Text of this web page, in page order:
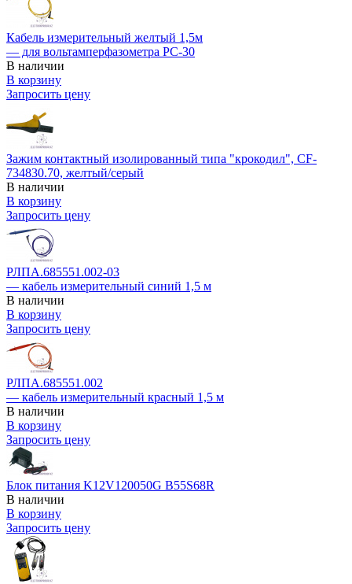
Кабель измерительный желтый 1,5м
— для вольтамперфазометра РС-30
В наличии
В корзину
Запросить цену
Зажим контактный изолированный типа "крокодил", CF-
734830.70, желтый/серый
В наличии
В корзину
Запросить цену
РЛПА.685551.002-03
— кабель измерительный синий 1,5 м
В наличии
В корзину
Запросить цену
РЛПА.685551.002
— кабель измерительный красный 1,5 м
В наличии
В корзину
Запросить цену
Блок питания K12V120050G B55S68R
В наличии
В корзину
Запросить цену